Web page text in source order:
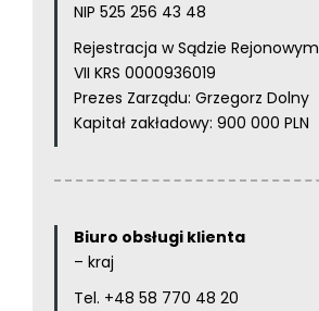
NIP 525 256 43 48
Rejestracja w Sądzie Rejonowym
VII KRS 0000936019
Prezes Zarządu: Grzegorz Dolny
Kapitał zakładowy: 900 000 PLN
Biuro obsługi klienta
– kraj
Tel. +48 58 770 48 20